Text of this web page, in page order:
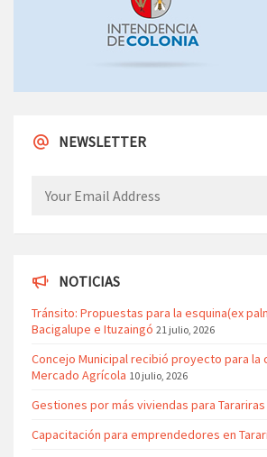
NEWSLETTER
NOTICIAS
Tránsito: Propuestas para la esquina(ex
Bacigalupe e Ituzaingó 21 julio, 2026
Concejo Municipal recibió proyecto para la
Mercado Agrícola 10 julio, 2026
Gestiones por más viviendas para Tarariras
Capacitación para emprendedores en